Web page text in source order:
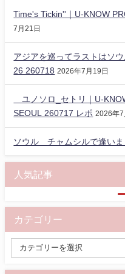
Time's Tickin''｜U-KNOW
7月21日
アジアを巡ってラストはソ
26 260718 2026年7月19日
ユノソロ_セトリ｜U-
SEOUL 260717 レポ 2026年7
ソウル チャムシルで逢いま
人気記事
カテゴリー